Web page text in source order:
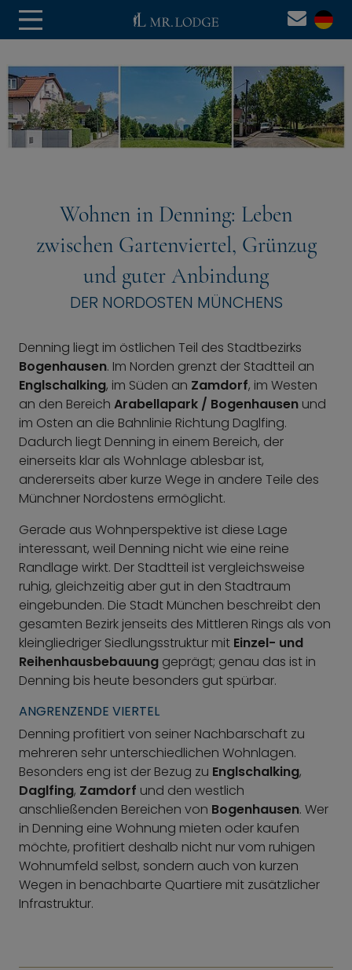
Wohnen in Denning: Leben
zwischen Gartenviertel, Grünzug
und guter Anbindung
DER NORDOSTEN MÜNCHENS
Denning liegt im östlichen Teil des Stadtbezirks
Bogenhausen. Im Norden grenzt der Stadtteil an
Englschalking, im Süden an Zamdorf, im Westen
an den Bereich Arabellapark / Bogenhausen und
im Osten an die Bahnlinie Richtung Daglfing.
Dadurch liegt Denning in einem Bereich, der
einerseits klar als Wohnlage ablesbar ist,
andererseits aber kurze Wege in andere Teile des
Münchner Nordostens ermöglicht.
Gerade aus Wohnperspektive ist diese Lage
interessant, weil Denning nicht wie eine reine
Randlage wirkt. Der Stadtteil ist vergleichsweise
ruhig, gleichzeitig aber gut in den Stadtraum
eingebunden. Die Stadt München beschreibt den
gesamten Bezirk jenseits des Mittleren Rings als von
kleingliedriger Siedlungsstruktur mit Einzel- und
Reihenhausbebauung geprägt; genau das ist in
Denning bis heute besonders gut spürbar.
ANGRENZENDE VIERTEL
Denning profitiert von seiner Nachbarschaft zu
mehreren sehr unterschiedlichen Wohnlagen.
Besonders eng ist der Bezug zu Englschalking,
Daglfing, Zamdorf und den westlich
anschließenden Bereichen von Bogenhausen. Wer
in Denning eine Wohnung mieten oder kaufen
möchte, profitiert deshalb nicht nur vom ruhigen
Wohnumfeld selbst, sondern auch von kurzen
Wegen in benachbarte Quartiere mit zusätzlicher
Infrastruktur.